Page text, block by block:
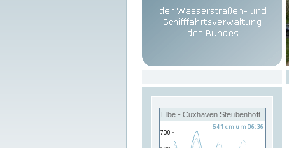
Elbe - Cuxhaven Steubenhöft